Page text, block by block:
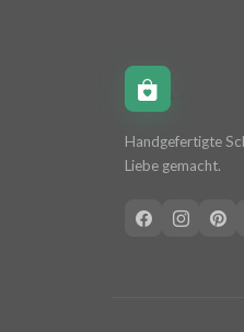
Handgefertigte
Liebe gemacht.